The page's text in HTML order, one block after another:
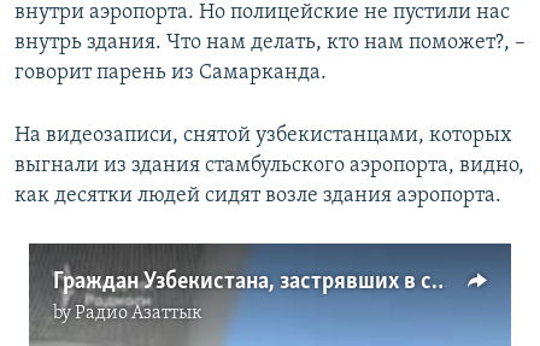
внутри аэропорта. Но полицейские не пустили нас
внутрь здания. Что нам делать, кто нам поможет?, –
говорит парень из Самарканда.
На видеозаписи, снятой узбекистанцами, которых
выгнали из здания стамбульского аэропорта, видно,
как десятки людей сидят возле здания аэропорта.
Граждан Узбекистана, застрявших в стамбульском аэропорту, выгнали на улицу
byРадио Азаттык